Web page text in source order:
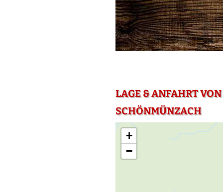
LAGE & ANFAHRT
SCHÖNMÜNZACH
+
−